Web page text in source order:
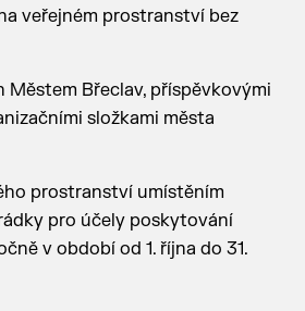
veřejném prostranství bez
Městem Břeclav, příspěvkovými
složkami města
prostranství umístěním
pro účely poskytování
v období od 1. října do 31.